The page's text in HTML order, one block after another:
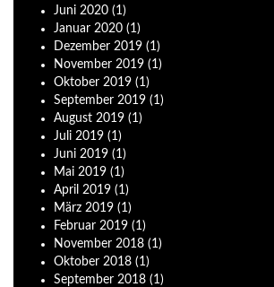
Juni 2020 (1)
Januar 2020 (1)
Dezember 2019 (1)
November 2019 (1)
Oktober 2019 (1)
September 2019 (1)
August 2019 (1)
Juli 2019 (1)
Juni 2019 (1)
Mai 2019 (1)
April 2019 (1)
März 2019 (1)
Februar 2019 (1)
November 2018 (1)
Oktober 2018 (1)
September 2018 (1)